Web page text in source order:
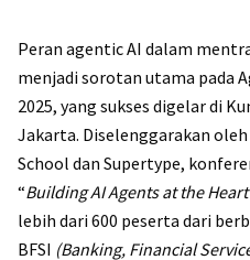
Peran agentic AI dalam
menjadi sorotan utama pada
2025, yang sukses digelar di
Jakarta. Diselenggarakan
School dan Supertype,
“Building AI Agents at the
lebih dari 600 peserta dari
BFSI (Banking, Financial